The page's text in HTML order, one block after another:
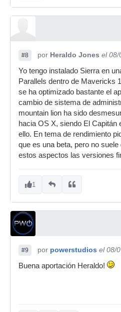
#8 por Heraldo Jones el 08/
Yo tengo instalado Sierra en
Parallels dentro de Mavericks
se ha optimizado bastante el
cambio de sistema de
mountain lion ha sido
hacia OS X, siendo El Capitán
ello. En tema de rendimiento
que es una beta, pero no
estos aspectos las versiones
1
#9 por powerstudios el 08/
Buena aportación Heraldo!